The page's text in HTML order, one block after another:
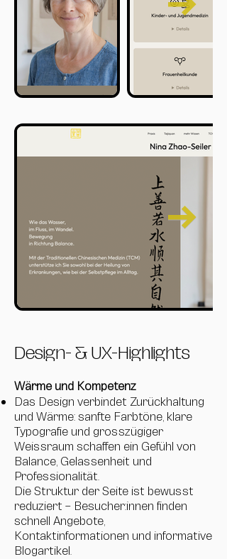
Design- & UX-Highlights
Wärme und Kompetenz
Das Design verbindet Zurückhaltung
und Wärme: sanfte Farbtöne, klare
Typografie und grosszügiger
Weissraum schaffen ein Gefühl von
Balance, Gelassenheit und
Professionalität.
Die Struktur der Seite ist bewusst
reduziert – Besucher:innen finden
schnell Angebote,
Kontaktinformationen und informative
Blogartikel.